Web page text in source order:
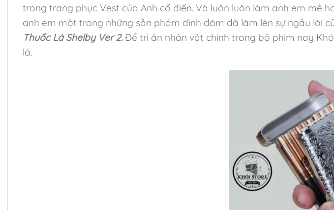
trong trang phục Vest của Anh cổ điển. Và luôn luôn làm anh em mê
anh em một trong những sản phẩm đình đám đã làm lên sự ngầu lòi
Thuốc Lá Shelby Ver 2.Để tri ân nhân vật chính trong bộ phim nay
lá.